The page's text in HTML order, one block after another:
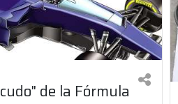
de la Fórmula